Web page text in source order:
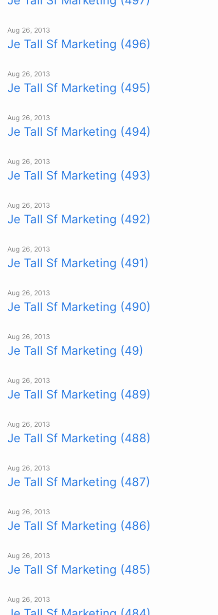
Aug 26, 2013
Je Tall Sf Marketing (496)
Aug 26, 2013
Je Tall Sf Marketing (495)
Aug 26, 2013
Je Tall Sf Marketing (494)
Aug 26, 2013
Je Tall Sf Marketing (493)
Aug 26, 2013
Je Tall Sf Marketing (492)
Aug 26, 2013
Je Tall Sf Marketing (491)
Aug 26, 2013
Je Tall Sf Marketing (490)
Aug 26, 2013
Je Tall Sf Marketing (49)
Aug 26, 2013
Je Tall Sf Marketing (489)
Aug 26, 2013
Je Tall Sf Marketing (488)
Aug 26, 2013
Je Tall Sf Marketing (487)
Aug 26, 2013
Je Tall Sf Marketing (486)
Aug 26, 2013
Je Tall Sf Marketing (485)
Aug 26, 2013